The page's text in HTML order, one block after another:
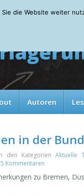
Autoren
in der
den KategorienAktuelle
5 Kommentaren
zu Bremen,
die Website weiter